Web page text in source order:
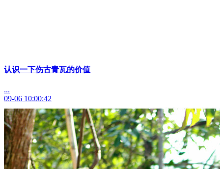
认识一下伤古青瓦的价值
...
09-06 10:00:42